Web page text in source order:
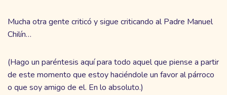
Mucha otra gente criticó y sigue criticando al Padre Manuel
Chilín…
(Hago un paréntesis aquí para todo aquel que piense a partir
de este momento que estoy haciéndole un favor al párroco
o que soy amigo de el. En lo absoluto.)